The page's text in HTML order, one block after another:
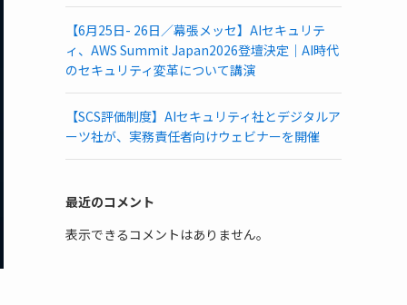
【6月25日- 26日／幕張メッセ】AIセキュリテ
ィ、AWS Summit Japan2026登壇決定｜AI時代
のセキュリティ変革について講演
【SCS評価制度】AIセキュリティ社とデジタルア
ーツ社が、実務責任者向けウェビナーを開催
最近のコメント
表示できるコメントはありません。